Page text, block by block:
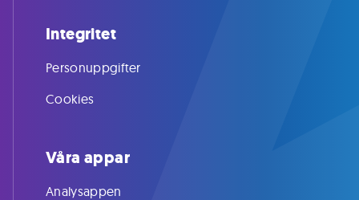
Integritet
Personuppgifter
Cookies
Våra appar
Analysappen